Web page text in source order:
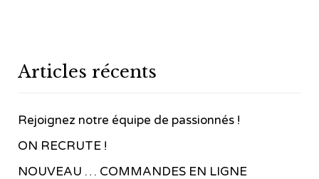
Articles récents
Rejoignez notre équipe de passionnés !
ON RECRUTE !
NOUVEAU … COMMANDES EN LIGNE